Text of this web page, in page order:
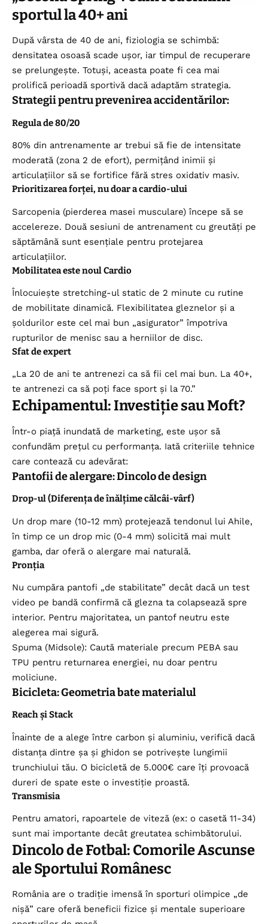
sportul la 40+ ani
După vârsta de 40 de ani, fiziologia se schimbă:
densitatea osoasă scade ușor, iar timpul de recuperare
se prelungește. Totuși, aceasta poate fi cea mai
prolifică perioadă sportivă dacă adaptăm strategia.
Strategii pentru prevenirea accidentărilor:
Regula de 80/20
80% din antrenamente ar trebui să fie de intensitate
moderată (zona 2 de efort), permițând inimii și
articulațiilor să se fortifice fără stres oxidativ masiv.
Prioritizarea forței, nu doar a cardio-ului
Sarcopenia (pierderea masei musculare) începe să se
accelereze. Două sesiuni de antrenament cu greutăți pe
săptămână sunt esențiale pentru protejarea
articulațiilor.
Mobilitatea este noul Cardio
Înlocuiește stretching-ul static de 2 minute cu rutine
de mobilitate dinamică. Flexibilitatea gleznelor și a
șoldurilor este cel mai bun „asigurator” împotriva
rupturilor de menisc sau a herniilor de disc.
Sfat de expert
„La 20 de ani te antrenezi ca să fii cel mai bun. La 40+,
te antrenezi ca să poți face sport și la 70.”
Echipamentul: Investiție sau Moft?
Într-o piață inundată de marketing, este ușor să
confundăm prețul cu performanța. Iată criteriile tehnice
care contează cu adevărat:
Pantofii de alergare: Dincolo de design
Drop-ul (Diferența de înălțime călcâi-vârf)
Un drop mare (10-12 mm) protejează tendonul lui Ahile,
în timp ce un drop mic (0-4 mm) solicită mai mult
gamba, dar oferă o alergare mai naturală.
Pronția
Nu cumpăra pantofi „de stabilitate” decât dacă un test
video pe bandă confirmă că glezna ta colapsează spre
interior. Pentru majoritatea, un pantof neutru este
alegerea mai sigură.
Spuma (Midsole): Caută materiale precum PEBA sau
TPU pentru returnarea energiei, nu doar pentru
moliciune.
Bicicleta: Geometria bate materialul
Reach și Stack
Înainte de a alege între carbon și aluminiu, verifică dacă
distanța dintre șa și ghidon se potrivește lungimii
trunchiului tău. O bicicletă de 5.000€ care îți provoacă
dureri de spate este o investiție proastă.
Transmisia
Pentru amatori, rapoartele de viteză (ex: o casetă 11-34)
sunt mai importante decât greutatea schimbătorului.
Dincolo de Fotbal: Comorile Ascunse
ale Sportului Românesc
România are o tradiție imensă în sporturi olimpice „de
nișă” care oferă beneficii fizice și mentale superioare